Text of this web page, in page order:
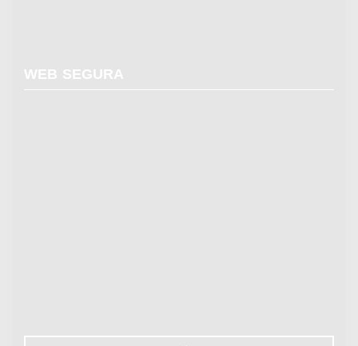
WEB SEGURA